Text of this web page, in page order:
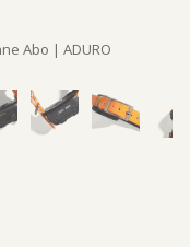
Abo | ADURO